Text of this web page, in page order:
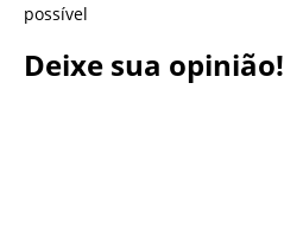
possível
Deixe sua opinião!